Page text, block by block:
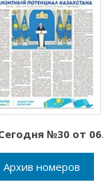
№30 от
Архив номеров